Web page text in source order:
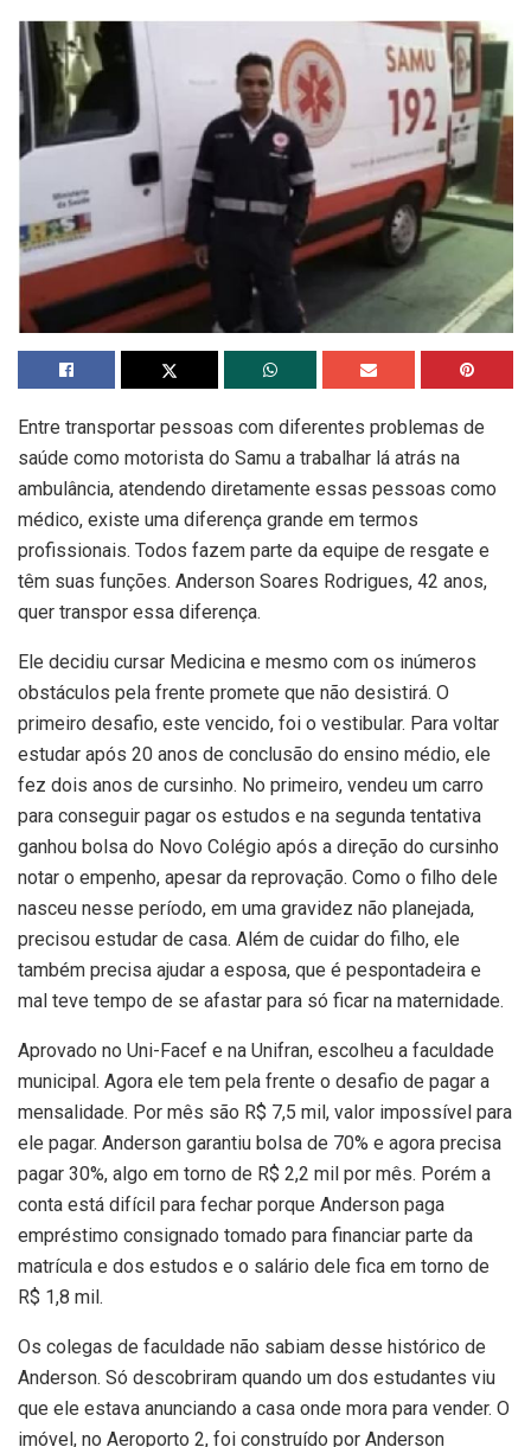
Entre transportar pessoas com diferentes problemas de
saúde como motorista do Samu a trabalhar lá atrás na
ambulância, atendendo diretamente essas pessoas como
médico, existe uma diferença grande em termos
profissionais. Todos fazem parte da equipe de resgate e
têm suas funções. Anderson Soares Rodrigues, 42 anos,
quer transpor essa diferença.
Ele decidiu cursar Medicina e mesmo com os inúmeros
obstáculos pela frente promete que não desistirá. O
primeiro desafio, este vencido, foi o vestibular. Para voltar
estudar após 20 anos de conclusão do ensino médio, ele
fez dois anos de cursinho. No primeiro, vendeu um carro
para conseguir pagar os estudos e na segunda tentativa
ganhou bolsa do Novo Colégio após a direção do cursinho
notar o empenho, apesar da reprovação. Como o filho dele
nasceu nesse período, em uma gravidez não planejada,
precisou estudar de casa. Além de cuidar do filho, ele
também precisa ajudar a esposa, que é pespontadeira e
mal teve tempo de se afastar para só ficar na maternidade.
Aprovado no Uni-Facef e na Unifran, escolheu a faculdade
municipal. Agora ele tem pela frente o desafio de pagar a
mensalidade. Por mês são R$ 7,5 mil, valor impossível para
ele pagar. Anderson garantiu bolsa de 70% e agora precisa
pagar 30%, algo em torno de R$ 2,2 mil por mês. Porém a
conta está difícil para fechar porque Anderson paga
empréstimo consignado tomado para financiar parte da
matrícula e dos estudos e o salário dele fica em torno de
R$ 1,8 mil.
Os colegas de faculdade não sabiam desse histórico de
Anderson. Só descobriram quando um dos estudantes viu
que ele estava anunciando a casa onde mora para vender. O
imóvel, no Aeroporto 2, foi construído por Anderson